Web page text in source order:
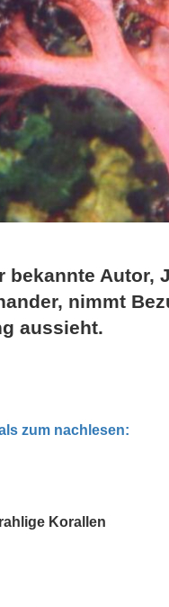
bekannte
nimmt
aussieht.
zum nachlesen:
Korallen